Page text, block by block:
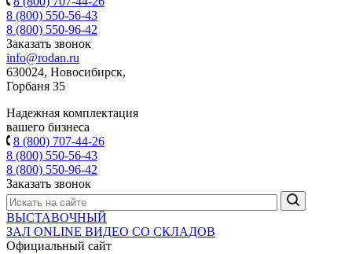
8 (800) 550-56-43
8 (800) 550-96-42
Заказать звонок
info@rodan.ru
630024, Новосибирск,
Горбаня 35
Надежная комплектация
вашего бизнеса
8 (800) 707-44-26
8 (800) 550-56-43
8 (800) 550-96-42
Заказать звонок
ВЫСТАВОЧНЫЙ
ЗАЛ ONLINE ВИДЕО СО СКЛАДОВ
Официальный сайт